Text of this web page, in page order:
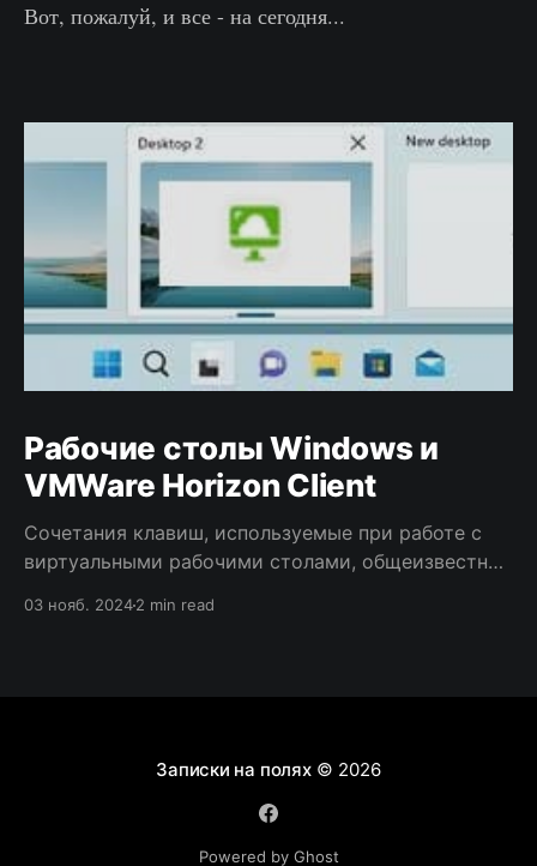
Вот, пожалуй, и все - на сегодня...
Рабочие столы Windows и
VMWare Horizon Client
Сочетания клавиш, используемые при работе с
виртуальными рабочими столами, общеизвестны.
03 нояб. 20242 min read
Записки на полях© 2026
Powered by Ghost